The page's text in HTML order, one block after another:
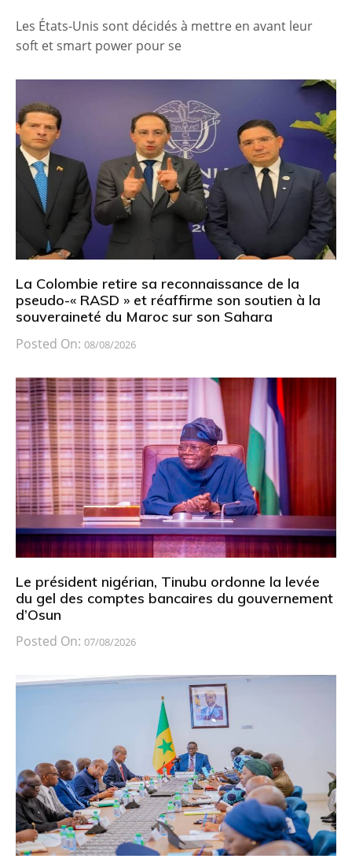
Les États-Unis sont décidés à mettre en avant leur
soft et smart power pour se
La Colombie retire sa reconnaissance de la
pseudo-« RASD » et réaffirme son soutien à la
souveraineté du Maroc sur son Sahara
Posted On: 08/08/2026
Le président nigérian, Tinubu ordonne la levée
du gel des comptes bancaires du gouvernement
d’Osun
Posted On: 07/08/2026